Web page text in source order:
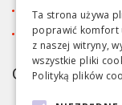
Tabela rozmiarów
Polityka
OBSŁUGA
Ta strona używa
poprawić komfort
z naszej witryny,
wszystkie pliki
Polityką plików